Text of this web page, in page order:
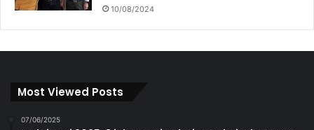
10/08/2024
Most Viewed Posts
07/06/2025